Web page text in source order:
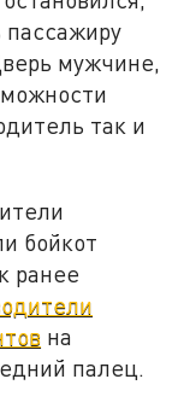
пассажиру
мужчине,
так и
бойкот
ранее
на
палец.